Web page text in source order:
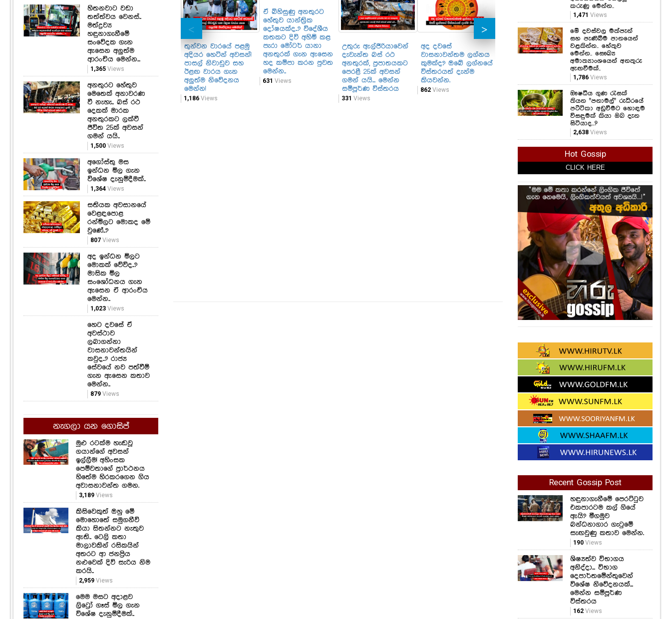
තුන්වන වාරයේ පළමු
අදියර හෙටින් අවසන්!
පාසල් නිවාඩුව සහ
ඊළඟ වාරය ගැන
අලුත්ම නිවේදනය
මෙන්න!
1,186 Views
ඒ බිහිසුණු අනතුරට
හේතුව යාන්ත්‍රික
දෝෂයක්ද..? විදේශීය
කතකට දිවි අහිමි කළ
පැරා මෝටර් යානා
අනතුරක් ගැන ඇසෙන
හද කම්පා කරන පුවත
මෙන්න..
631 Views
උතුරු ඇල්ජීරියාවෙන්
දැවැන්ත බස් රථ
අනතුරක්, ප්‍රපාතයකට
පෙරළී 25ක් අවසන්
ගමන් යයි... මෙන්න
සම්පූර්ණ විස්තරය
331 Views
අද දවසේ
වාසනාවන්තම ලග්නය
කුමක්ද? ඔබේ ලග්නයේ
විස්තරයත් දැන්ම
කියවන්න.
862 Views
අනතුරට හේතුව
මෙතෙක් අනාවරණ වී
අවසන් ගමන් යයි..
Views
Telegram නැතුව
හිරවෙලා හිටපු Apple
යූසර්ස්ලට මෙන්න
සුපිරි ආරංචියක්!
348 Views
කරුණු මෙන්න..
1,471 Views
මේ දවස්වල මත්පැන්
සහ පැණිබීම පානයෙන්
වළකින්න.. හේතුව
මෙන්න.. සෞඛ්‍ය
අමාත්‍යාංශයෙන් අනතුරු
ඇඟවීමක්..
1,786 Views
ඖෂධීය ගුණ රැසක්
තියන "පනාමල්" රුධිරයේ
පට්ටිකා අඩුවීමට හොඳම
විසඳුමක් කියා ඔබ දැන
සිටියාද...?
2,638 Views
Hot Gossip
CLICK HERE
Recent Gossip Post
හඳුනාගැනීමේ පෙරට්ටුව
එකපාරටම කල් ගියේ
ඇයි? මීගමුව
බන්ධනාගාර ගැටුමේ
සැඟවුණු කතාව මෙන්න.
190 Views
ශිෂ්‍යත්ව විභාගය
අනිද්දා... විභාග
දෙපාර්තමේන්තුවෙන්
විශේෂ නිවේදනයක්...
මෙන්න සම්පූර්ණ
විස්තරය
162 Views
හිතනවාට වඩා
තත්ත්වය වෙනස්..
මත්ද්‍රව්‍ය
හඳුනාගැනීමේ
සංවේදක ගැන
ඇසෙන අලුත්ම
ආරංචිය මෙන්න...
1,365Views
අනතුරට හේතුව
මෙතෙක් අනාවරණ
වී නැහැ.. බස් රථ
දෙකක් මාරක
අනතුරකට ලක්වී
ජීවිත 25ක් අවසන්
ගමන් යයි..
1,500Views
අගෝස්තු මස
ඉන්ධන මිල ගැන
විශේෂ දැනුම්දීමක්..
1,364Views
සතියක අවසානයේ
වෙළඳපොළ
රන්මිලට මොකද මේ
වුණේ..?
807Views
අද ඉන්ධන මිලට
මොකක් වේවිද..?
මාසික මිල
සංශෝධනය ගැන
ඇසෙන ඒ ආරංචිය
මෙන්න..
1,023Views
හෙට දවසේ ඒ
අවස්ථාව
ලබාගන්නා
වාසනාවන්තයින්
කවුද..? රාජ්‍ය
සේවයේ නව පත්වීම්
ගැන ඇසෙන කතාව
මෙන්න..
879Views
නැගලා යන ගොසිප්
මුළු රටක්ම හැඬවූ
ගයාන්ගේ අවසන්
ඉල්ලීම! අහිංසක
පෙම්වතාගේ ප්‍රාර්ථනය
හිතේම හිරකරගෙන ගිය
අවාසනාවන්ත ගමන.
3,189 Views
කිසිවෙකුත් ඔහු මේ
මොහොතේ සමුගනීවි
කියා සිතන්නට නැතුව
ඇති.. ටෙලි කතා
මාලාවකින් රසිකයින්
අතරට ආ ජනප්‍රිය
නළුවෙක් දිවි සැරිය නිම
කරයි..
2,959 Views
මෙම මසට අදාළව
ලිට්‍රෝ ගෑස් මිල ගැන
විශේෂ දැනුම්දීමක්..